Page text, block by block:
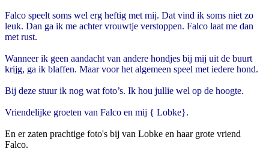
Falco speelt soms wel erg heftig met mij. Dat vind ik soms niet zo
leuk. Dan ga ik me achter vrouwtje verstoppen. Falco laat me dan
met rust.
Wanneer ik geen aandacht van andere hondjes bij mij uit de buurt
krijg, ga ik blaffen. Maar voor het algemeen speel met iedere hond.
Bij deze stuur ik nog wat foto’s. Ik hou jullie wel op de hoogte.
Vriendelijke groeten van Falco en mij { Lobke}.
En er zaten prachtige foto's bij van Lobke en haar grote vriend
Falco.